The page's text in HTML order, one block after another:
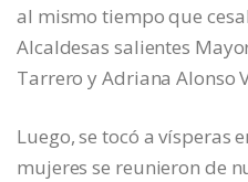
al mismo tiempo que
Alcaldesas salientes
Tarrero y Adriana Alonso
Luego, se tocó a vísperas
mujeres se reunieron de